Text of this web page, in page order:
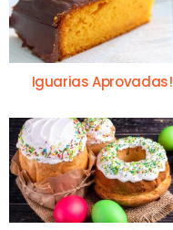
Iguarias Aprovadas!